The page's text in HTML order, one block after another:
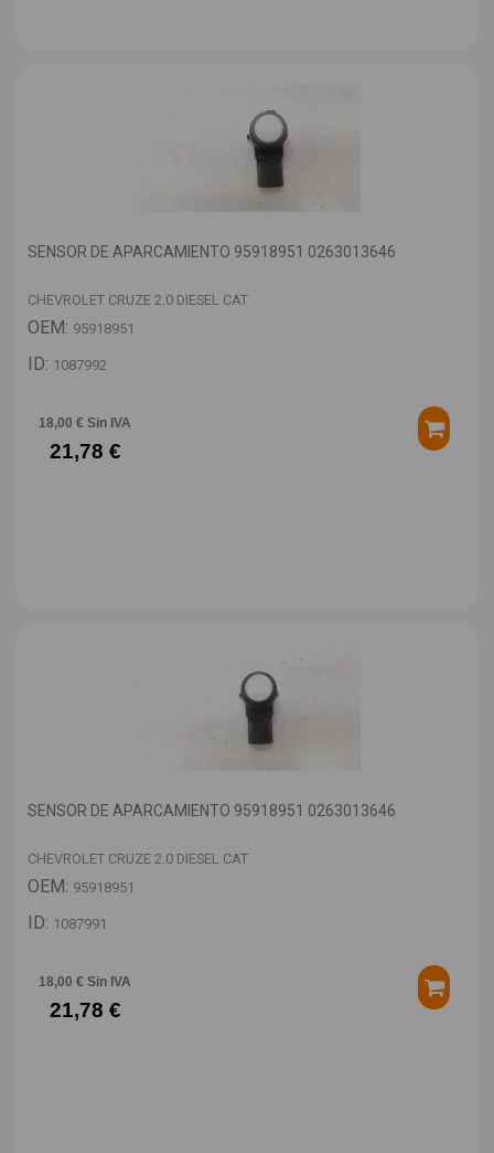
SENSOR DE APARCAMIENTO 95918951 0263013646
CHEVROLET CRUZE 2.0 DIESEL CAT
OEM: 95918951
ID: 1087992
18,00 € Sin IVA
21,78 €
SENSOR DE APARCAMIENTO 95918951 0263013646
CHEVROLET CRUZE 2.0 DIESEL CAT
OEM: 95918951
ID: 1087991
18,00 € Sin IVA
21,78 €